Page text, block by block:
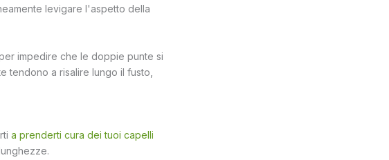
levigare l'aspetto della
impedire che le doppie punte si
tendono a risalire lungo il fusto,
a prenderti cura dei tuoi capelli